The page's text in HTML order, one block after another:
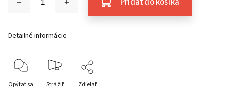
Pridať do košíka
Detailné informácie
Opýtať sa Strážiť Zdieľať